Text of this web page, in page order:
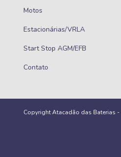
Motos
Estacionárias/VRLA
Start Stop AGM/EFB
Contato
Copyright Atacadão das Baterias